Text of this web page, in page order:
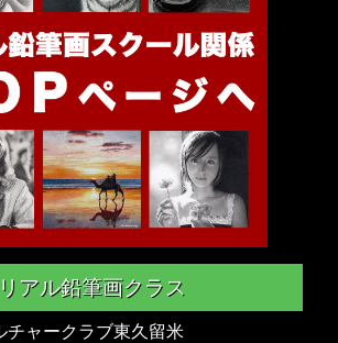
リアル鉛筆画クラス
ャークラブ東久留米